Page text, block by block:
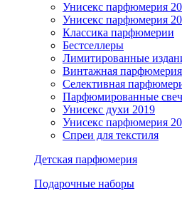
Унисекс парфюмерия
Унисекс парфюмерия
Классика парфюмерии
Бестселлеры
Лимитированные
Винтажная парфюмерия
Селективная
Парфюмированные
Унисекс духи 2019
Унисекс парфюмерия
Спреи для текстиля
Детская парфюмерия
Подарочные наборы